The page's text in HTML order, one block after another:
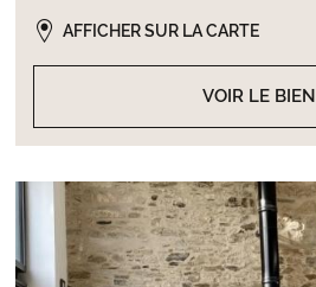
VOIR LE BIEN
AFFICHER SUR LA CARTE